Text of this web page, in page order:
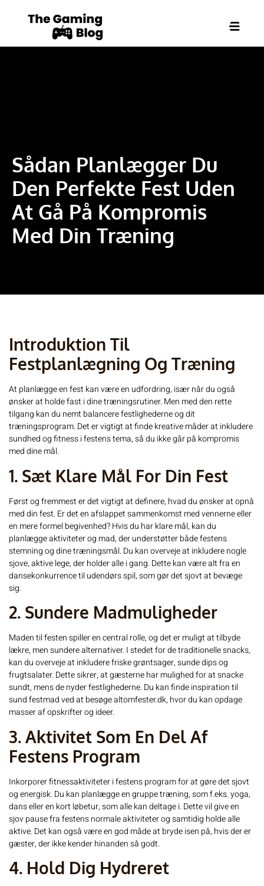
Sådan Planlægger Du
Den Perfekte Fest Uden
At Gå På Kompromis
Med Din Træning
Introduktion Til
Festplanlægning Og Træning
At planlægge en fest kan være en udfordring, især når du også
ønsker at holde fast i dine træningsrutiner. Men med den rette
tilgang kan du nemt balancere festlighederne og dit
træningsprogram. Det er vigtigt at finde kreative måder at inkludere
sundhed og fitness i festens tema, så du ikke går på kompromis
med dine mål.
1. Sæt Klare Mål For Din Fest
Først og fremmest er det vigtigt at definere, hvad du ønsker at opnå
med din fest. Er det en afslappet sammenkomst med vennerne eller
en mere formel begivenhed? Hvis du har klare mål, kan du
planlægge aktiviteter og mad, der understøtter både festens
stemning og dine træningsmål. Du kan overveje at inkludere nogle
sjove, aktive lege, der holder alle i gang. Dette kan være alt fra en
dansekonkurrence til udendørs spil, som gør det sjovt at bevæge
sig.
2. Sundere Madmuligheder
Maden til festen spiller en central rolle, og det er muligt at tilbyde
lækre, men sundere alternativer. I stedet for de traditionelle snacks,
kan du overveje at inkludere friske grøntsager, sunde dips og
frugtsalater. Dette sikrer, at gæsterne har mulighed for at snacke
sundt, mens de nyder festlighederne. Du kan finde inspiration til
sund festmad ved at besøgealtomfester.dk, hvor du kan opdage
masser af opskrifter og ideer.
3. Aktivitet Som En Del Af
Festens Program
Inkorporer fitnessaktiviteter i festens program for at gøre det sjovt
og energisk. Du kan planlægge en gruppe træning, som f.eks. yoga,
dans eller en kort løbetur, som alle kan deltage i. Dette vil give en
sjov pause fra festens normale aktiviteter og samtidig holde alle
aktive. Det kan også være en god måde at bryde isen på, hvis der er
gæster, der ikke kender hinanden så godt.
4. Hold Dig Hydreret